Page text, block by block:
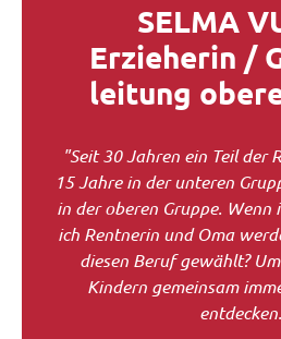
SELMA
Erzieherin /
leitung
"Seit 30 Jahren ein Teil der
15 Jahre in der unteren
in der oberen Gruppe. Wenn
ich Rentnerin und Oma
diesen Beruf gewählt?
Kindern gemeinsam